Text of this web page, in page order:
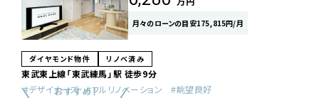
月々のローンの目安175,815円/月
ダイヤモンド物件 リノベ済み
東武東上線「東武練馬」駅 徒歩9分
デザイナーズ
フルリノベーション
眺望良好